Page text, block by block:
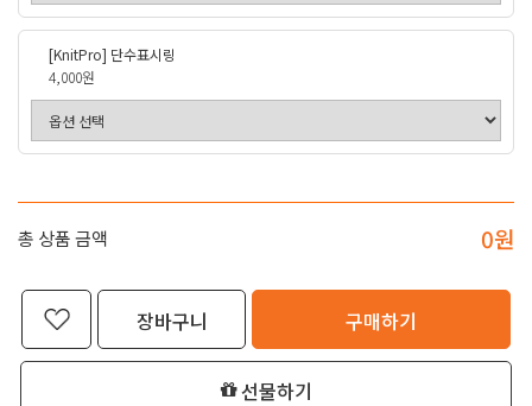
[KnitPro] 단수표시링
4,000원
총 상품 금액 0원
장바구니 구매하기
선물하기